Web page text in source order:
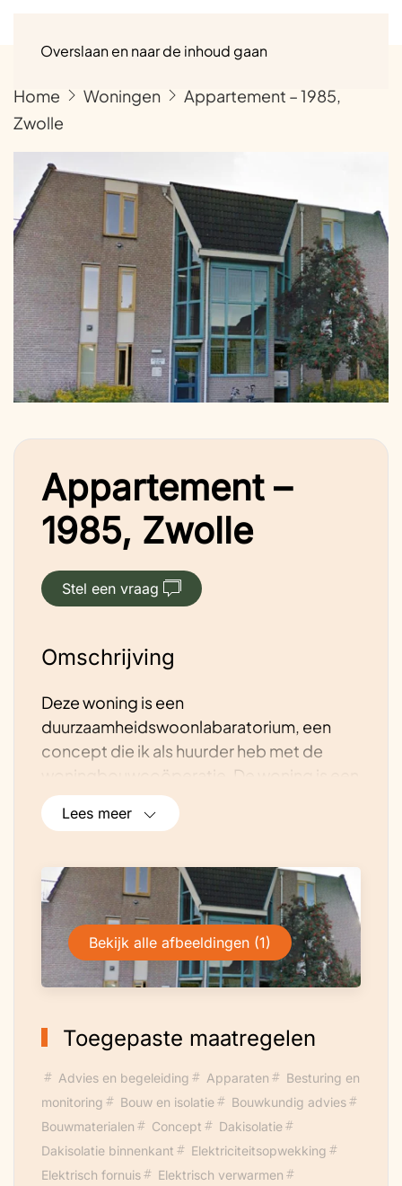
Overslaan en naar de inhoud gaan
Home Woningen
Appartement – 1985,
Zwolle
Appartement –
1985, Zwolle
Stel een vraag
Omschrijving
Deze woning is een
duurzaamheidswoonlabaratorium, een
concept die ik als huurder heb met de
woningbouwcoöperatie. De woning is een
zogenoemde maissonette-woning. Mijn
specialiteit is dan ook het verduurzamen
Lees meer
Bekijk alle afbeeldingen (1)
Toegepaste maatregelen
Advies en begeleiding Apparaten
Besturing en
monitoring
Bouw en isolatie
Bouwkundig advies
Bouwmaterialen
Concept
Dakisolatie
Dakisolatie binnenkant
Elektriciteitsopwekking
Elektrisch fornuis
Elektrisch verwarmen